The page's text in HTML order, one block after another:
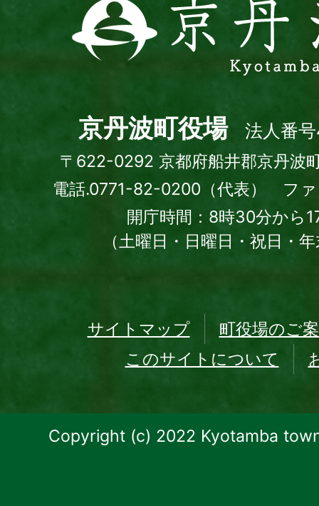
丹
波
town
京丹波町役場 法人番
〒622-0292 京都府船井郡京丹波
電話.0771-82-0200（代表） フ
開庁時間：8時30分から
（土曜日・日曜日・祝日・
サイトマップ
町役場のご
このサイトについて
Copyright (c) 2022 Kyotamba